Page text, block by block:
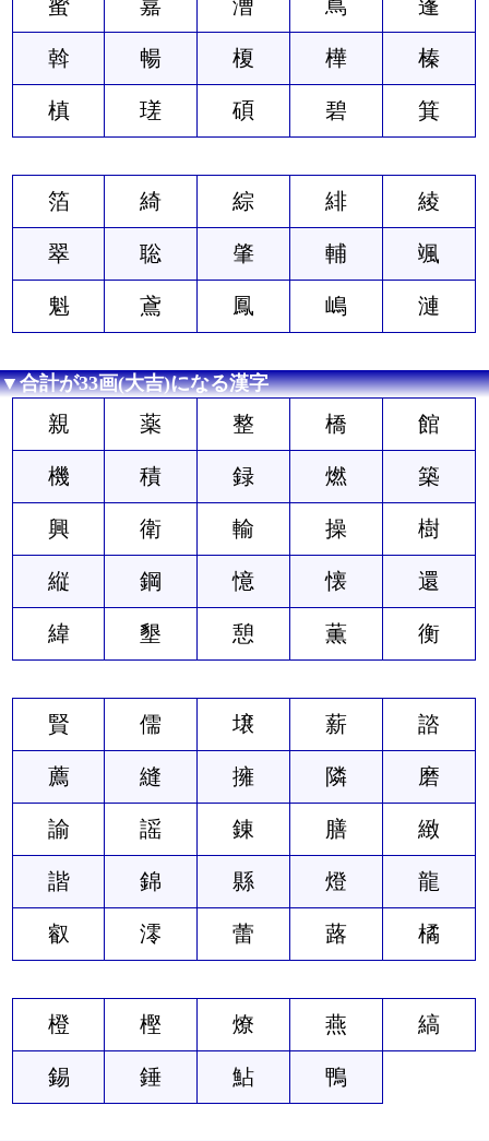
蜜 嘉 漕 蔦 蓬
斡 暢 榎 樺 榛
槙 瑳 碩 碧 箕
箔 綺 綜 緋 綾
翠 聡 肇 輔 颯
魁 鳶 鳳 嶋 漣
▼合計が33画(大吉)になる漢字
親 薬 整 橋 館
機 積 録 燃 築
興 衛 輸 操 樹
縦 鋼 憶 懐 還
緯 墾 憩 薫 衡
賢 儒 壌 薪 諮
薦 縫 擁 隣 磨
諭 謡 錬 膳 緻
諧 錦 縣 燈 龍
叡 澪 蕾 蕗 橘
橙 樫 燎 燕 縞
錫 錘 鮎 鴨